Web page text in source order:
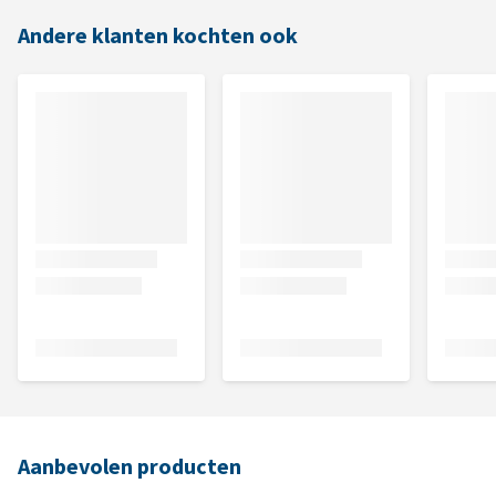
Andere klanten kochten ook
Aanbevolen producten